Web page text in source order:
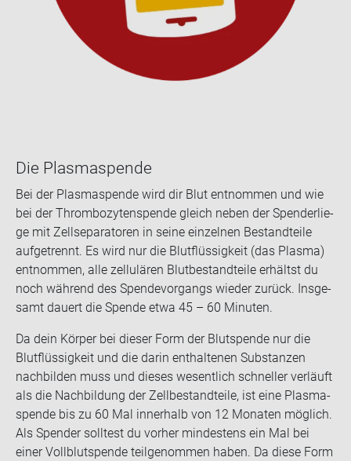
Die Plas­ma­spen­de
Bei der Plas­ma­spen­de wird dir Blut ent­nom­men und wie
bei der Throm­bo­zy­ten­spen­de gleich neben der Spen­der­lie­
ge mit Zell­se­pa­ra­to­ren in seine ein­zel­nen Be­stand­tei­le
auf­ge­trennt. Es wird nur die Blut­flüs­sig­keit (das Plas­ma)
ent­nom­men, alle zel­lu­lä­ren Blut­be­stand­tei­le er­hältst du
noch wäh­rend des Spen­de­vor­gangs wie­der zu­rück. Ins­ge­
samt dau­ert die Spen­de etwa 45 – 60 Mi­nu­ten.
Da dein Kör­per bei die­ser Form der Blut­spen­de nur die
Blut­flüs­sig­keit und die darin ent­hal­te­nen Sub­stan­zen
nach­bil­den muss und die­ses we­sent­lich schnel­ler ver­läuft
als die Nach­bil­dung der Zell­be­stand­tei­le, ist eine Plas­ma­
spen­de bis zu 60 Mal in­ner­halb von 12 Mo­na­ten mög­lich.
Als Spen­der soll­test du vor­her min­des­tens ein Mal bei
einer Voll­blut­spen­de teil­ge­nom­men haben. Da diese Form